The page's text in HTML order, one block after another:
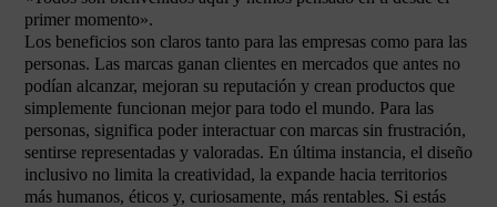
primer momento».
Los beneficios son claros tanto para las empresas como para las
personas. Las marcas ganan clientes en mercados que antes no
podían alcanzar, mejoran su reputación y crean productos que
simplemente funcionan mejor para todo el mundo. Para las
personas, significa poder interactuar con marcas sin frustración,
sentirse representadas y valoradas. En última instancia, el diseño
inclusivo no limita la creatividad, la expande hacia territorios
más humanos, éticos y, curiosamente, más rentables. Si estás